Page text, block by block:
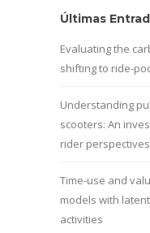
Últimas
Evaluating the
shifting to ride-
Understanding
scooters: An
rider perspectives
Time-use and
models with
activities